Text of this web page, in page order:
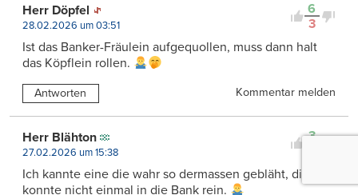
6
3
Herr Döpfel
28.02.2026 um 03:51
Ist das Banker-Fräulein aufgequollen, muss dann halt
das Köpflein rollen.
Antworten Kommentar melden
3
Herr Blähton
27.02.2026 um 15:38
Ich kannte eine die wahr so dermassen gebläht, die
konnte nicht einmal in die Bank rein.